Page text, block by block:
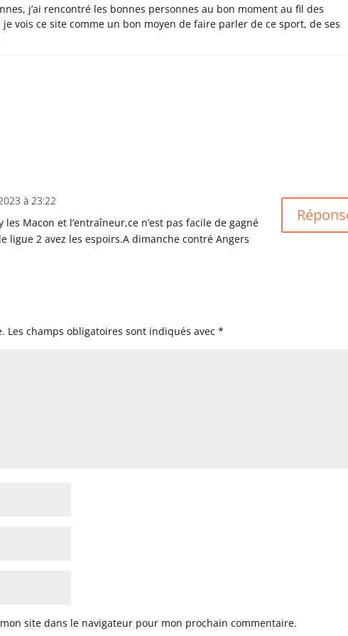
j’ai rencontré les bonnes personnes au bon moment au fil des
je vois ce site comme un bon moyen de faire parler de ce sport, de ses
à 23:22
les Macon et l’entraîneur,ce n’est pas facile de gagné
ligue 2 avez les espoirs.A dimanche contré Angers
Les champs obligatoires sont indiqués avec*
site dans le navigateur pour mon prochain commentaire.